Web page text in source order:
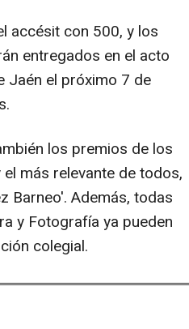
accésit con 500, y los
entregados en el acto
Jaén el próximo 7 de
los premios de los
más relevante de todos,
Barneo'. Además, todas
y Fotografía ya pueden
colegial.